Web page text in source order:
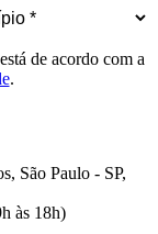
de acordo com a
.
São Paulo - SP,
às 18h)